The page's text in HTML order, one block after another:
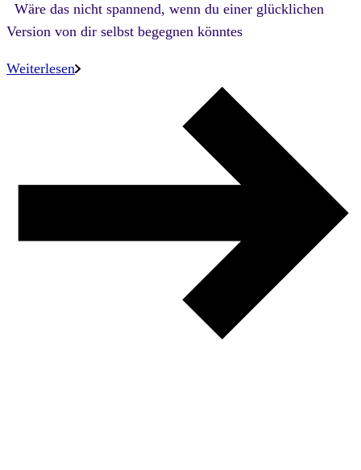
Wäre das nicht spannend, wenn du einer glücklichen
Version von dir selbst begegnen könntes
Weiterlesen